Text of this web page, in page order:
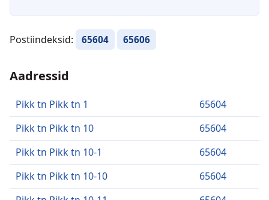
Postiindeksid: 65604 65606
Aadressid
Pikk tn Pikk tn 1
65604
Pikk tn Pikk tn 10
65604
Pikk tn Pikk tn 10-1
65604
Pikk tn Pikk tn 10-10
65604